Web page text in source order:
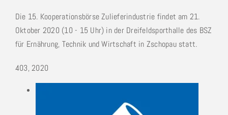
Die 15. Kooperationsbörse Zulieferindustrie findet am 21.
Oktober 2020 (10 - 15 Uhr) in der Dreifeldsporthalle des BSZ
für Ernährung, Technik und Wirtschaft in Zschopau statt.
403, 2020